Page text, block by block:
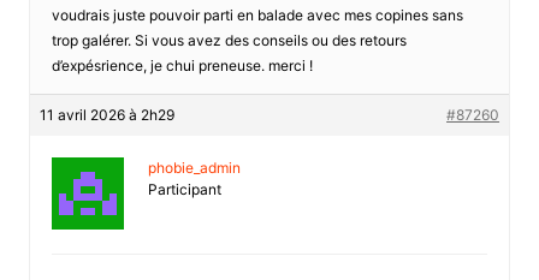
voudrais juste pouvoir parti en balade avec mes copines sans
trop galérer. Si vous avez des conseils ou des retours
d’expésrience, je chui preneuse. merci !
11 avril 2026 à 2h29 #87260
phobie_admin
Participant